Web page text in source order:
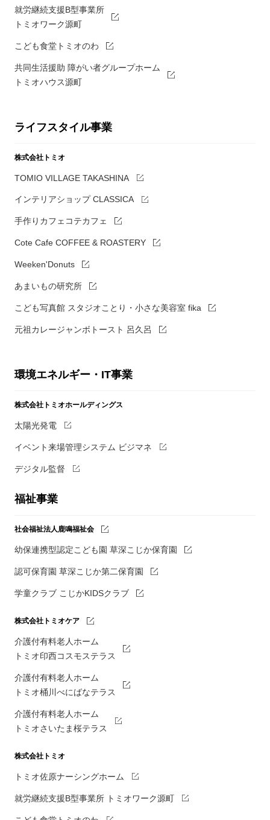
就労継続支援B型事業所
トミオワーク源町
こども食堂トミオのわ
共同生活援助 障がい者グループホーム
トミオハウス源町
ライフスタイル事業
株式会社トミオ
TOMIO VILLAGE TAKASHINA
インテリアショップ CLASSICA
手作りカフェコテカフェ
Cote Cafe COFFEE & ROASTERY
Weeken'Donuts
あまいもの研究所
こども写真館 スタジオことり・小さな美容室 fika
元祖カレージャンボトースト 呂久呂
環境エネルギー・IT事業
株式会社トミオホールディングス
太陽光発電
イベント来場管理システム ビジマネ
デジタル監督
福祉事業
社会福祉法人鹿鳴福祉会
幼保連携型認定こども園 草深こじか保育園
認可保育園 草深こじか第二保育園
学童クラブ こじかKIDSクラブ
株式会社トミオケア
介護付有料老人ホーム
トミオ印西コスモステラス
介護付有料老人ホーム
トミオ桶川べにばなテラス
介護付有料老人ホーム
トミオさいたま桜テラス
株式会社トミオ
トミオ佐原ナーシングホーム
就労継続支援B型事業所 トミオワーク源町